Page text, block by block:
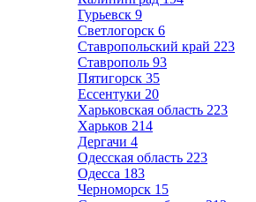
Гурьевск 9
Светлогорск 6
Ставропольский край 223
Ставрополь 93
Пятигорск 35
Ессентуки 20
Харьковская область 223
Харьков 214
Дергачи 4
Одесская область 223
Одесса 183
Черноморск 15